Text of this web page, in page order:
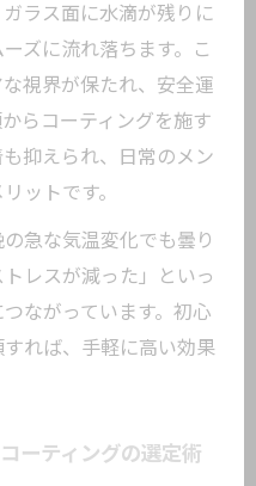
ラス面に水滴が残りに
ズに流れ落ちます。こ
視界が保たれ、安全運
らコーティングを施す
抑えられ、日常のメン
ットです。
急な気温変化でも曇り
レスが減った」といっ
ながっています。初心
れば、手軽に高い効果
ーティングの選定術